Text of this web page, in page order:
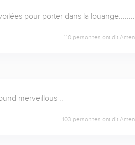
pour porter dans la
110 personnes ont dit Amen
merveillous ..
103 personnes ont dit Amen